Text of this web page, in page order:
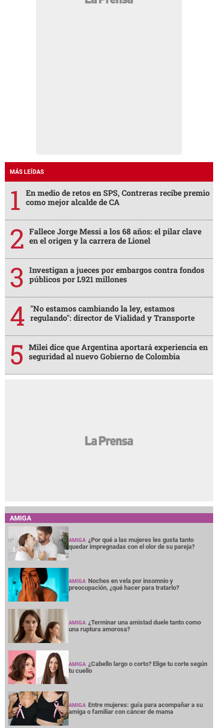
MÁS LEÍDAS
En medio de retos en SPS, Contreras recibe premio
como mejor alcalde de CA
Fallece Jorge Messi a los 68 años: el pilar clave
en el origen y la carrera de Lionel
Investigan a jueces por embargos contra fondos
públicos por L921 millones
"No estamos cambiando la ley, estamos
regulando": director de Vialidad y Transporte
Milei dice que Argentina aportará experiencia en
seguridad al nuevo Gobierno de Colombia
AMIGA
AMIGA ¿Por qué a las mujeres les gusta tanto
quedar impregnadas con el olor de su pareja?
AMIGA Noches en vela por insomnio y
preocupación, ¿qué hacer para tratarlo?
AMIGA ¿Terminar una amistad duele tanto como
una ruptura amorosa?
AMIGA ¿Cabello largo o corto? Elige tu corte según
tu cuello
AMIGA Entre mujeres: guía para acompañar a su
amiga o familiar con cáncer de mama